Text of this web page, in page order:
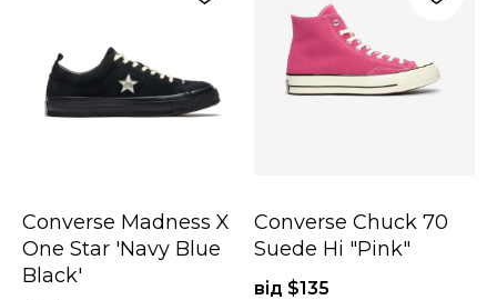
Converse Madness X
One Star 'Navy Blue
Black'
Converse Chuck 70
Suede Hi "Pink"
від $135